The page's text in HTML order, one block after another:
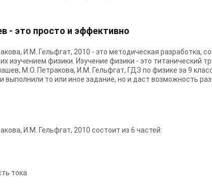
- это просто и эффективно
И.М. Гельфгат, 2010 - это методическая разработка,
изучением физики. Изучение физики - это титанический
М.О. Петракова, И.М. Гельфгат, ГДЗ по физике за 9
выполнили то или иное задание, но и даст возможность
И.М. Гельфгат, 2010 состоит из 6 частей:
тока